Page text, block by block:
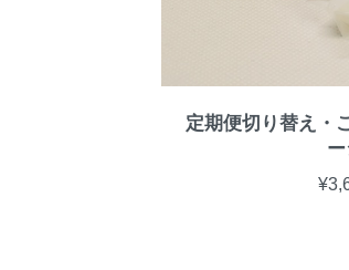
定期便切り替え